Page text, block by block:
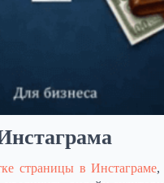
страницы в Инстаграме,